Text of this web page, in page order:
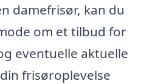
damefrisør, kan du
om et tilbud for
eventuelle aktuelle
frisøroplevelse